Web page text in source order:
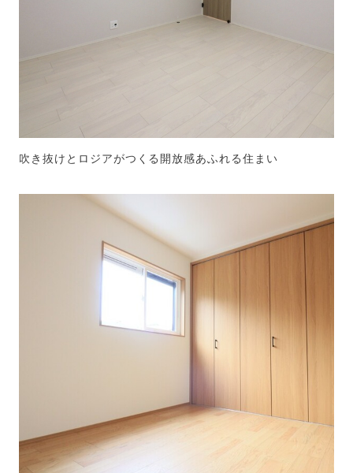
吹き抜けとロジアがつくる開放感あふれる住まい